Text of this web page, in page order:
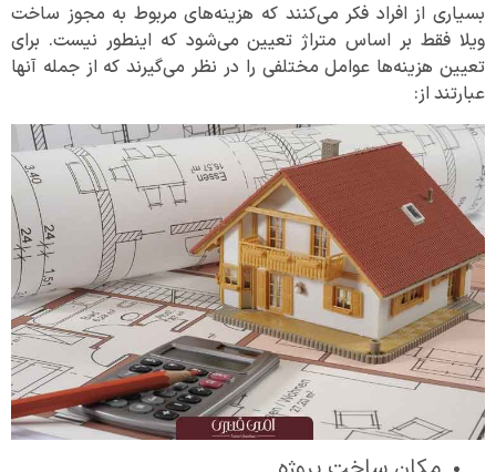
بسیاری از افراد فکر می‌کنند که هزینه‌های مربوط به مجوز ساخت
ویلا فقط بر اساس متراژ تعیین می‌شود که اینطور نیست. برای
تعیین هزینه‌ها عوامل مختلفی را در نظر می‌گیرند که از جمله آنها
عبارتند از: